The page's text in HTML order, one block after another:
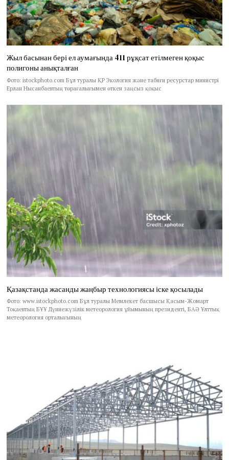
Жыл басынан бері ел аумағында 411 рұқсат етілмеген қоқыс
полигоны анықталған
Фото: istockphoto.com Бұл туралы ҚР Экология және табиғи ресурстар министрі
Ерлан Нысанбаевтың төрағалығымен өткен заңсыз қоқыс
Қазақстанда жасанды жаңбыр технологиясы іске қосылады
Фото: www.istockphoto.com Бұл туралы Мемлекет басшысы Қасым-Жомарт
Тоқаевтың БҰҰ Дүниежүзілік метеорология ұйымының президенті, БАӘ Ұлттық
метеорология орталығының